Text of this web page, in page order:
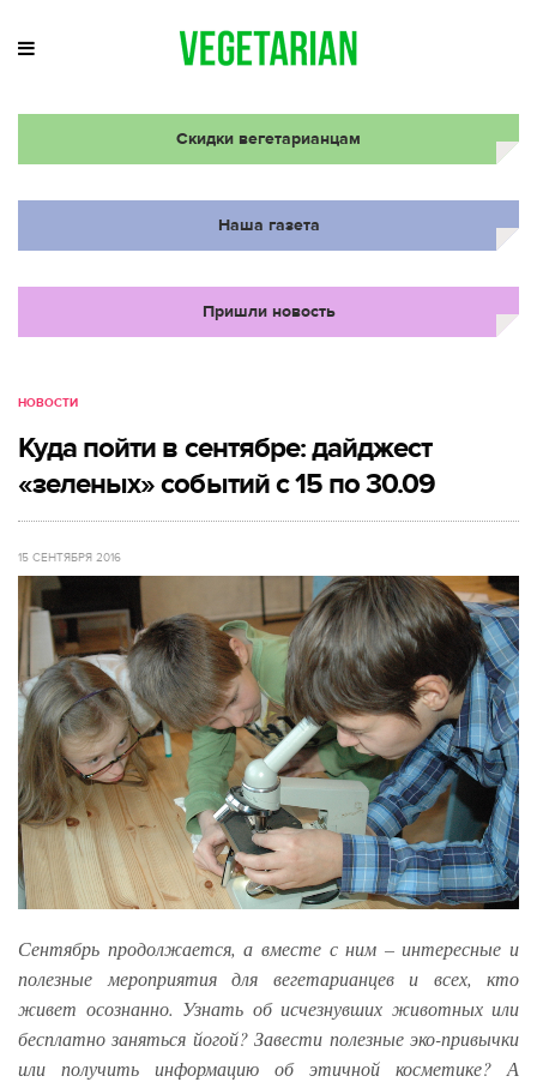
Скидки вегетарианцам
Наша газета
Пришли новость
НОВОСТИ
Куда пойти в сентябре: дайджест
«зеленых» событий с 15 по 30.09
15 СЕНТЯБРЯ 2016
Сентябрь продолжается, а вместе с ним – интересные и
полезные мероприятия для вегетарианцев и всех, кто
живет осознанно. Узнать об исчезнувших животных или
бесплатно заняться йогой? Завести полезные эко-привычки
или получить информацию об этичной косметике? А